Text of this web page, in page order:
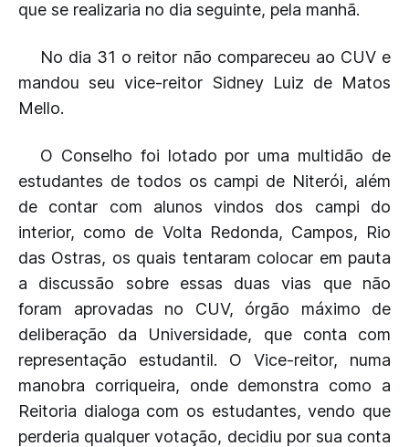
que se realizaria no dia seguinte, pela manhã.
No dia 31 o reitor não compareceu ao CUV e
mandou seu vice-reitor Sidney Luiz de Matos
Mello.
O Conselho foi lotado por uma multidão de
estudantes de todos os campi de Niterói, além
de contar com alunos vindos dos campi do
interior, como de Volta Redonda, Campos, Rio
das Ostras, os quais tentaram colocar em pauta
a discussão sobre essas duas vias que não
foram aprovadas no CUV, órgão máximo de
deliberação da Universidade, que conta com
representação estudantil. O Vice-reitor, numa
manobra corriqueira, onde demonstra como a
Reitoria dialoga com os estudantes, vendo que
perderia qualquer votação, decidiu por sua conta